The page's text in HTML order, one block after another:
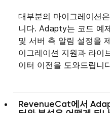
대부분의 마이그레이션
니다. Adapty는 코드 예
및 서버 측 알림 설정을
이그레이션 지원과 라이
이터 이전을 도와드립니
RevenueCat에서